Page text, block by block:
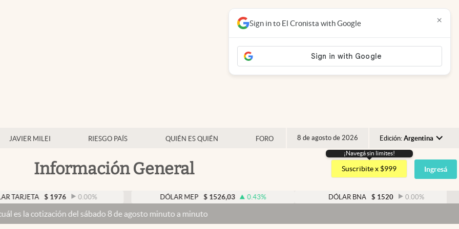
JAVIER MILEI RIESGO PAÍS QUIÉN ES QUIÉN FORO 8 de agosto de 2026 Edición: Argentina
Argentina
España
USA
Información General
¡Navegá sin limites!
Suscribite x $999 Ingresá
$ 1976 0.00% DÓLAR MEP $ 1526,03 0.43% DÓLAR BNA $ 1520 0.00%
del sábado 8 de agosto minuto a minuto
Sign in to El Cronista with Google ×